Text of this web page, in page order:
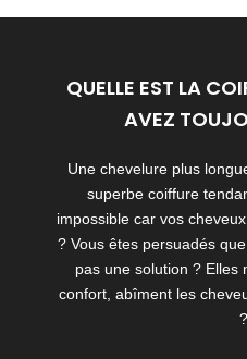
QUELLE EST LA
AVEZ
Une chevelure plus
superbe coiffure
impossible car vos
? Vous êtes persuadés
pas une solution ? Elles
confort, abîment les
?